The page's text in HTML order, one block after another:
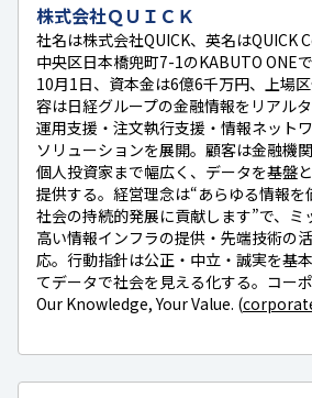
株式会社ＱＵＩＣＫ
社名は株式会社QUICK、英名はQUICK
中央区日本橋兜町7-1のKABUTO ONE
10月1日、資本金は6億6千万円、上場
容は日経グループの金融情報をリアル
運用支援・注文執行支援・情報ネット
ソリューションを展開。顧客は金融機
個人投資家まで幅広く、データを基盤
提供する。経営理念は“あらゆる情報を
社会の持続的発展に貢献します”で、ミ
高い情報インフラの提供・先端技術の
応。行動指針は公正・中立・誠実を基
てデータで社会を見える化する。コー
Our Knowledge, Your Value. (